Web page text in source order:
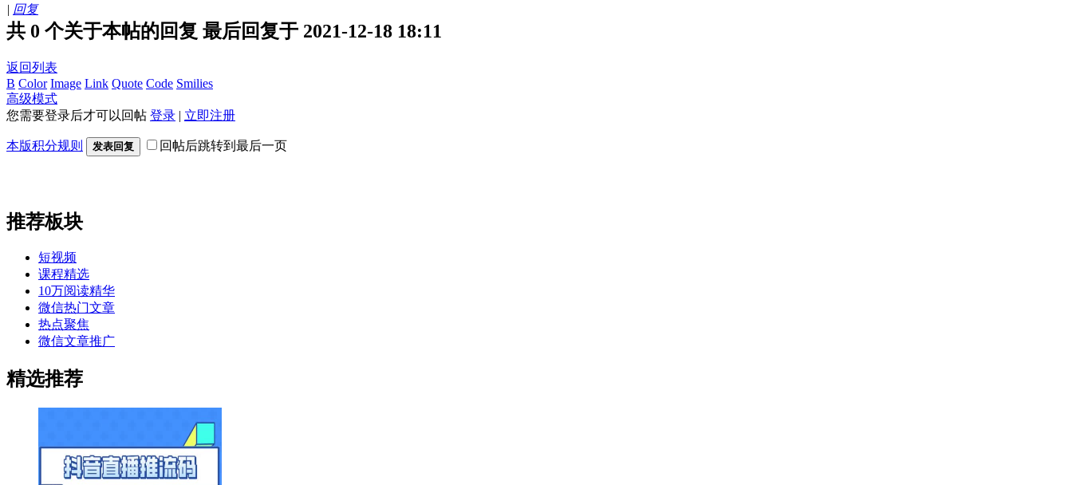
| 回复
共 0 个关于本帖的回复 最后回复于 2021-12-18 18:11
返回列表
B Color Image Link Quote Code Smilies
高级模式
您需要登录后才可以回帖 登录 | 立即注册
本版积分规则 发表回复 回帖后跳转到最后一页
推荐板块
短视频
课程精选
10万阅读精华
微信热门文章
热点聚焦
微信文章推广
精选推荐